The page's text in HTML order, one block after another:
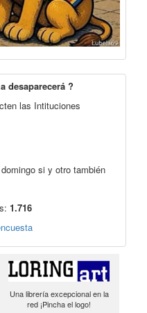
desaparecerá ?
las Intituciones
si y otro también
1.716
Una librería excepcional en la
red ¡Pincha el logo!